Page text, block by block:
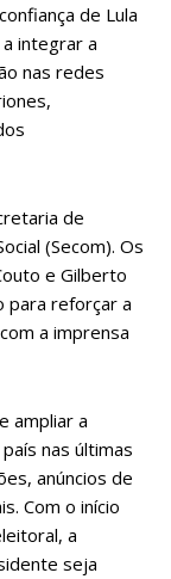
de Lula
integrar a
nas redes
de
(Secom). Os
e Gilberto
para reforçar a
a imprensa
ampliar a
nas últimas
anúncios de
Com o início
a
seja